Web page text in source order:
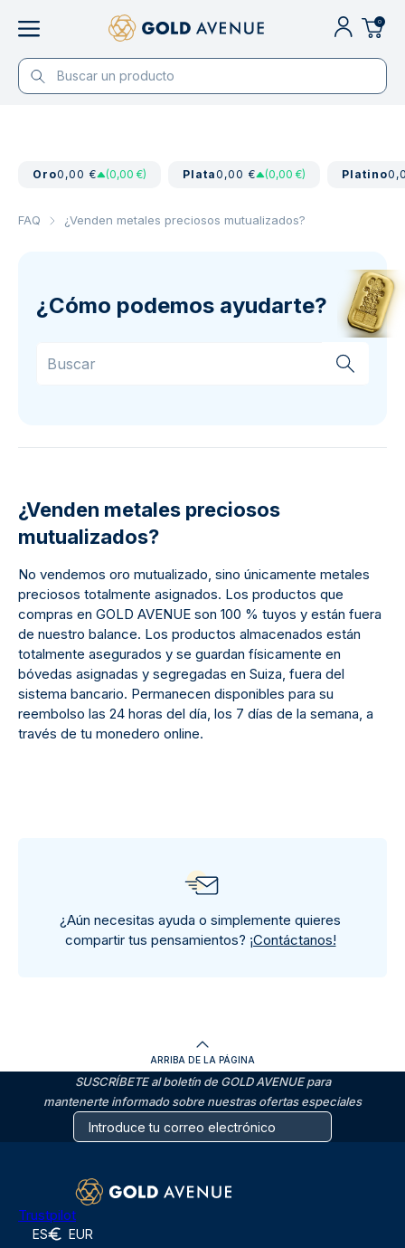
0
Oro0,00 € (0,00 €) Plata0,00 € (0,00 €) Platino
FAQ ¿Venden metales preciosos mutualizados?
¿Cómo podemos ayudarte?
¿Venden metales preciosos
mutualizados?
No vendemos oro mutualizado, sino únicamente metales
preciosos totalmente asignados. Los productos que
compras en GOLD AVENUE son 100 % tuyos y están fuera
de nuestro balance. Los productos almacenados están
totalmente asegurados y se guardan físicamente en
bóvedas asignadas y segregadas en Suiza, fuera del
sistema bancario. Permanecen disponibles para su
reembolso las 24 horas del día, los 7 días de la semana, a
través de tu monedero online.
¿Aún necesitas ayuda o simplemente quieres
compartir tus pensamientos? ¡Contáctanos!
ARRIBA DE LA PÁGINA
SUSCRÍBETE al boletín de GOLD AVENUE para
mantenerte informado sobre nuestras ofertas especiales
Trustpilot
ES EUR